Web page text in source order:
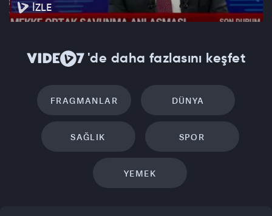
İZLE
'de daha fazlasını keşfet
FRAGMANLAR DÜNYA
SAĞLIK SPOR
YEMEK